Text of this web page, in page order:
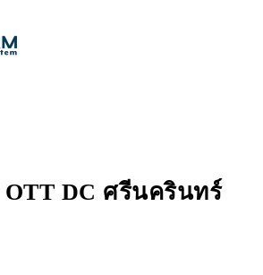
OTT DC ศรีนครินทร์